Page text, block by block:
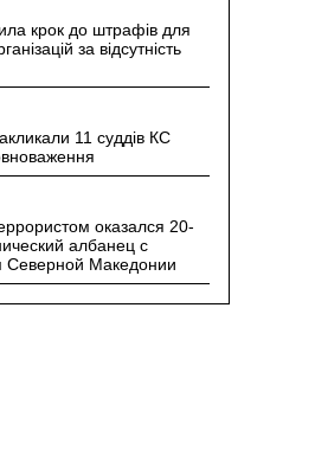
крок до штрафів для
за відсутність
11 суддів КС
оказался 20-
албанец с
Северной Македонии